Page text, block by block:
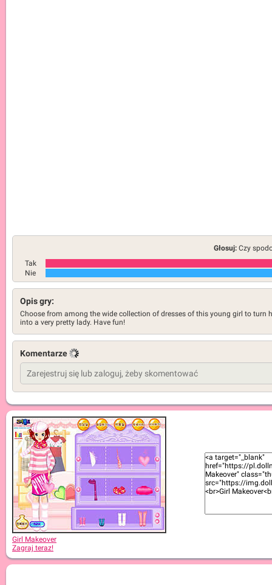
Głosuj: Czy
Tak
Nie
Opis gry:
Choose from among the wide collection of dresses of this young girl to turn
into a very pretty lady. Have fun!
Komentarze
Girl Makeover
Zagraj teraz!